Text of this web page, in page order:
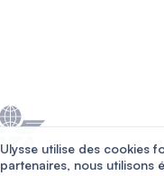
Ulysse utilise des cookies
partenaires, nous utilisons